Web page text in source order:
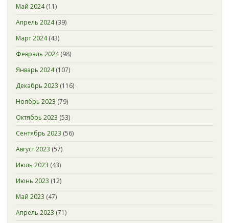
Май 2024(11)
Апрель 2024(39)
Март 2024(43)
Февраль 2024(98)
Январь 2024(107)
Декабрь 2023 (116)
Ноябрь 2023 (79)
Октябрь 2023 (53)
Сентябрь 2023 (56)
Август 2023 (57)
Июль 2023 (43)
Июнь 2023 (12)
Май 2023 (47)
Апрель 2023 (71)